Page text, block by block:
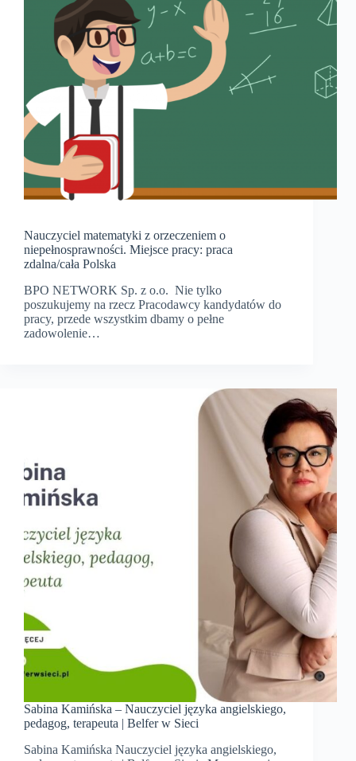
Nauczyciel matematyki z orzeczeniem o
niepełnosprawności. Miejsce pracy: praca
zdalna/cała Polska
BPO NETWORK Sp. z o.o. Nie tylko
poszukujemy na rzecz Pracodawcy kandydatów do
pracy, przede wszystkim dbamy o pełne
zadowolenie…
Sabina Kamińska – Nauczyciel języka angielskiego,
pedagog, terapeuta | Belfer w Sieci
Sabina Kamińska Nauczyciel języka angielskiego,